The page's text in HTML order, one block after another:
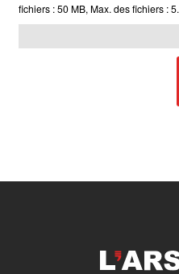
fichiers : 50 MB, Max. des fichiers : 5.